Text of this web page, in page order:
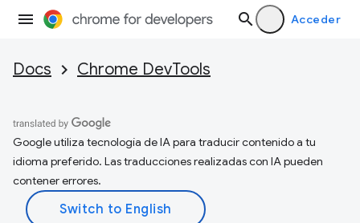
Acceder
Docs Chrome DevTools
Google utiliza tecnología de IA para traducir contenido a tu
idioma preferido. Las traducciones realizadas con IA pueden
contener errores.